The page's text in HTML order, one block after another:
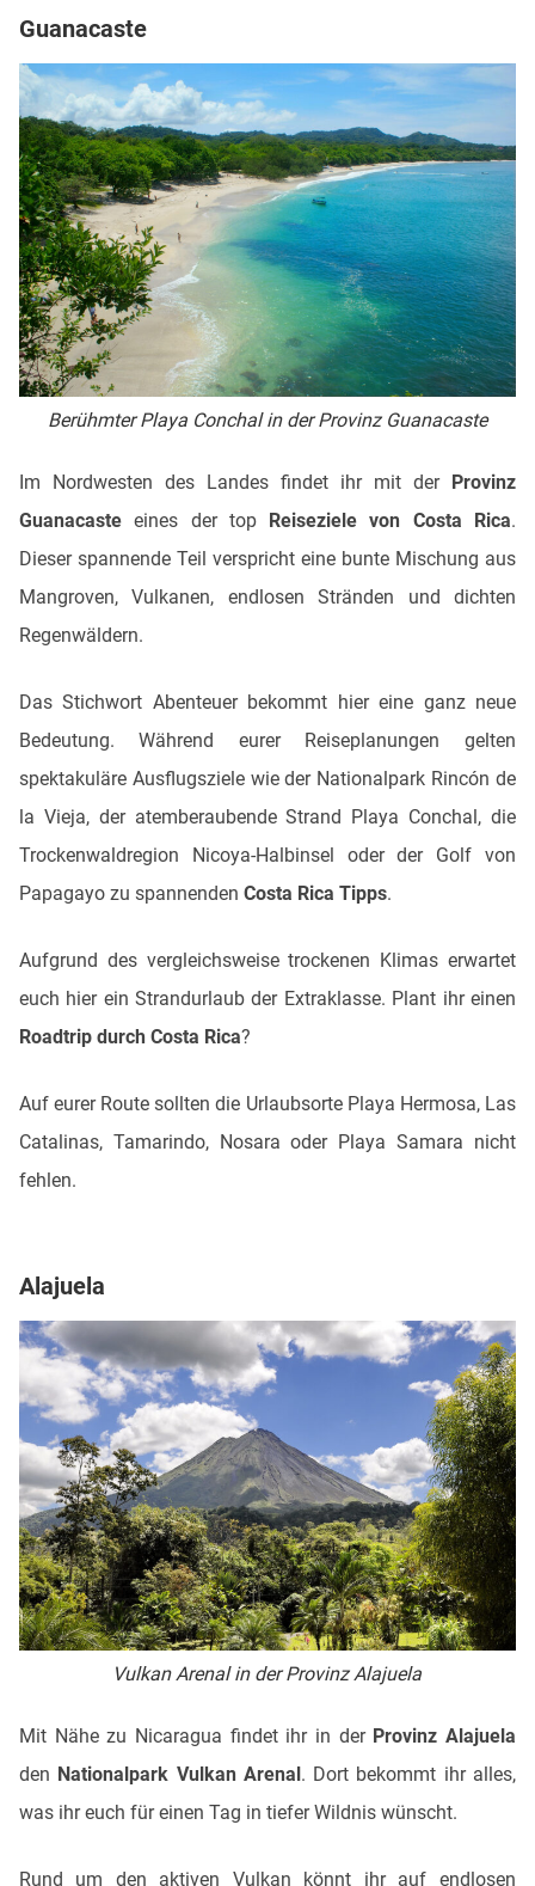
Guanacaste
Berühmter Playa Conchal in der Provinz Guanacaste
Im Nordwesten des Landes findet ihr mit der Provinz
Guanacaste eines der top Reiseziele von Costa Rica.
Dieser spannende Teil verspricht eine bunte Mischung aus
Mangroven, Vulkanen, endlosen Stränden und dichten
Regenwäldern.
Das Stichwort Abenteuer bekommt hier eine ganz neue
Bedeutung. Während eurer Reiseplanungen gelten
spektakuläre Ausflugsziele wie der Nationalpark Rincón de
la Vieja, der atemberaubende Strand Playa Conchal, die
Trockenwaldregion Nicoya-Halbinsel oder der Golf von
Papagayo zu spannenden Costa Rica Tipps.
Aufgrund des vergleichsweise trockenen Klimas erwartet
euch hier ein Strandurlaub der Extraklasse. Plant ihr einen
Roadtrip durch Costa Rica?
Auf eurer Route sollten die Urlaubsorte Playa Hermosa, Las
Catalinas, Tamarindo, Nosara oder Playa Samara nicht
fehlen.
Alajuela
Vulkan Arenal in der Provinz Alajuela
Mit Nähe zu Nicaragua findet ihr in der Provinz Alajuela
den Nationalpark Vulkan Arenal. Dort bekommt ihr alles,
was ihr euch für einen Tag in tiefer Wildnis wünscht.
Rund um den aktiven Vulkan könnt ihr auf endlosen